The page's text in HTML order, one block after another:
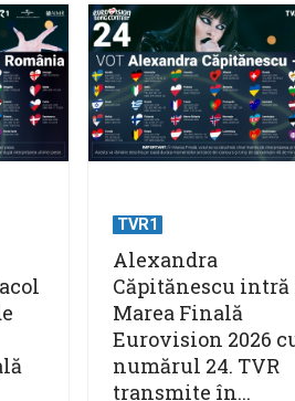
TVR1
Alexandra
Căpitănescu
Marea Finală
Eurovision 2026
numărul 24. TVR
transmite în...